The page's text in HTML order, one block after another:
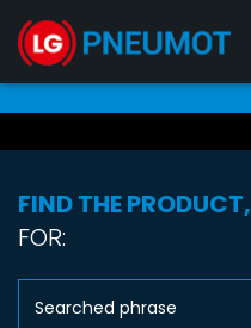
FIND THE PRODUCT,
FOR: